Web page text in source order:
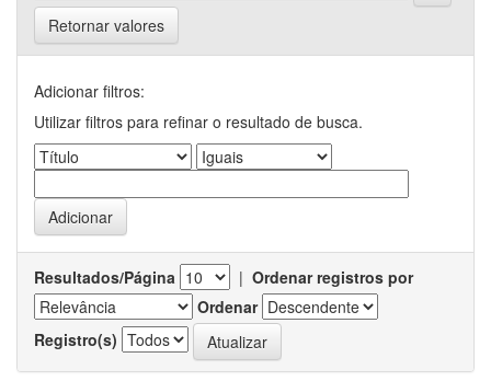
Retornar valores
Adicionar filtros:
Utilizar filtros para refinar o resultado de busca.
Resultados/Página | Ordenar registros por
Ordenar
Registro(s)